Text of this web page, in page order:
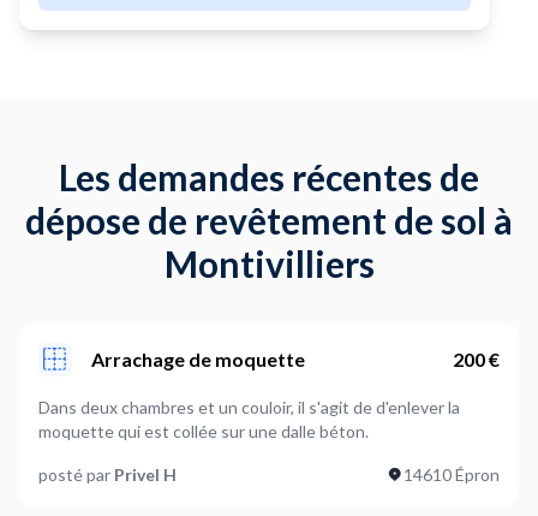
Les demandes récentes de
dépose de revêtement de sol à
Montivilliers
Arrachage de moquette 200 €
Dans deux chambres et un couloir, il s'agit de d'enlever la
moquette qui est collée sur une dalle béton.
posté par Privel H 14610 Épron